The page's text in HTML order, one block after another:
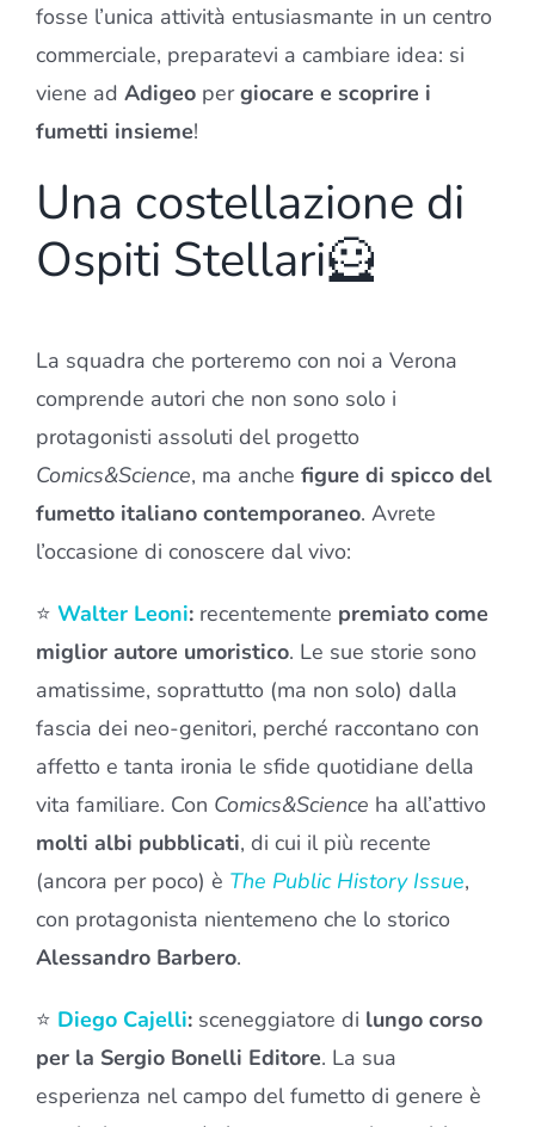
fosse l’unica attività entusiasmante in un centro
commerciale, preparatevi a cambiare idea: si
viene ad Adigeo pergiocare e scoprire i
fumetti insieme!
Una costellazione di
Ospiti Stellari🦸
La squadra che porteremo con noi a Verona
comprende autori che non sono solo i
protagonisti assoluti del progetto
Comics&Science, ma anche figure di spicco del
fumetto italiano contemporaneo. Avrete
l’occasione di conoscere dal vivo:
⭐ Walter Leoni: recentemente premiato come
miglior autore umoristico. Le sue storie sono
amatissime, soprattutto (ma non solo) dalla
fascia dei neo-genitori, perché raccontano con
affetto e tanta ironia le sfide quotidiane della
vita familiare. Con Comics&Science ha all’attivo
molti albi pubblicati, di cui il più recente
(ancora per poco) è The Public History Issue,
con protagonista nientemeno che lo storico
Alessandro Barbero.
⭐ Diego Cajelli: sceneggiatore di lungo corso
per la Sergio Bonelli Editore. La sua
esperienza nel campo del fumetto di genere è